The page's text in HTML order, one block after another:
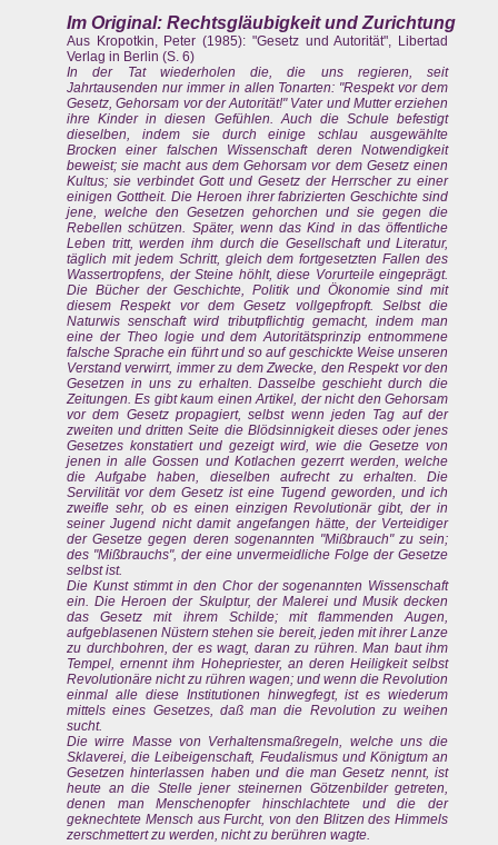
Im Original: Rechtsgläubigkeit und Zurichtung
Aus Kropotkin, Peter (1985): "Gesetz und Autorität", Libertad
Verlag in Berlin (S. 6)
In der Tat wiederholen die, die uns regieren, seit
Jahrtausenden nur immer in allen Tonarten: "Respekt vor dem
Gesetz, Gehorsam vor der Autorität!" Vater und Mutter erziehen
ihre Kinder in diesen Gefühlen. Auch die Schule befestigt
dieselben, indem sie durch einige schlau ausgewählte
Brocken einer falschen Wissenschaft deren Notwendigkeit
beweist; sie macht aus dem Gehorsam vor dem Gesetz einen
Kultus; sie verbindet Gott und Gesetz der Herrscher zu einer
einigen Gottheit. Die Heroen ihrer fabrizierten Geschichte sind
jene, welche den Gesetzen gehorchen und sie gegen die
Rebellen schützen. Später, wenn das Kind in das öffentliche
Leben tritt, werden ihm durch die Gesellschaft und Literatur,
täglich mit jedem Schritt, gleich dem fortgesetzten Fallen des
Wassertropfens, der Steine höhlt, diese Vorurteile eingeprägt.
Die Bücher der Geschichte, Politik und Ökonomie sind mit
diesem Respekt vor dem Gesetz vollgepfropft. Selbst die
Naturwis senschaft wird tributpflichtig gemacht, indem man
eine der Theo logie und dem Autoritätsprinzip entnommene
falsche Sprache ein führt und so auf geschickte Weise unseren
Verstand verwirrt, immer zu dem Zwecke, den Respekt vor den
Gesetzen in uns zu erhalten. Dasselbe geschieht durch die
Zeitungen. Es gibt kaum einen Artikel, der nicht den Gehorsam
vor dem Gesetz propagiert, selbst wenn jeden Tag auf der
zweiten und dritten Seite die Blödsinnigkeit dieses oder jenes
Gesetzes konstatiert und gezeigt wird, wie die Gesetze von
jenen in alle Gossen und Kotlachen gezerrt werden, welche
die Aufgabe haben, dieselben aufrecht zu erhalten. Die
Servilität vor dem Gesetz ist eine Tugend geworden, und ich
zweifle sehr, ob es einen einzigen Revolutionär gibt, der in
seiner Jugend nicht damit angefangen hätte, der Verteidiger
der Gesetze gegen deren sogenannten "Mißbrauch" zu sein;
des "Mißbrauchs", der eine unvermeidliche Folge der Gesetze
selbst ist.
Die Kunst stimmt in den Chor der sogenannten Wissenschaft
ein. Die Heroen der Skulptur, der Malerei und Musik decken
das Gesetz mit ihrem Schilde; mit flammenden Augen,
aufgeblasenen Nüstern stehen sie bereit, jeden mit ihrer Lanze
zu durchbohren, der es wagt, daran zu rühren. Man baut ihm
Tempel, ernennt ihm Hohepriester, an deren Heiligkeit selbst
Revolutionäre nicht zu rühren wagen; und wenn die Revolution
einmal alle diese Institutionen hinwegfegt, ist es wiederum
mittels eines Gesetzes, daß man die Revolution zu weihen
sucht.
Die wirre Masse von Verhaltensmaßregeln, welche uns die
Sklaverei, die Leibeigenschaft, Feudalismus und Königtum an
Gesetzen hinterlassen haben und die man Gesetz nennt, ist
heute an die Stelle jener steinernen Götzenbilder getreten,
denen man Menschenopfer hinschlachtete und die der
geknechtete Mensch aus Furcht, von den Blitzen des Himmels
zerschmettert zu werden, nicht zu berühren wagte.